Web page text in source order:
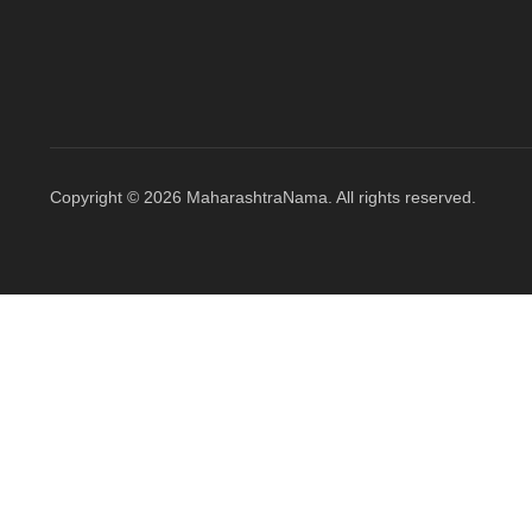
Copyright © 2026 MaharashtraNama. All rights reserved.